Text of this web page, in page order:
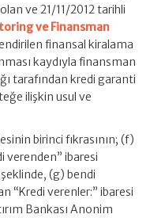
ve 21/11/2012 tarihli
ve Finansman
finansal kiralama
kaydıyla finansman
tarafından kredi garanti
ilişkin usul ve
birinci fıkrasının; (f)
verenden” ibaresi
(g) bendi
“Kredi verenler:” ibaresi
Bankası Anonim